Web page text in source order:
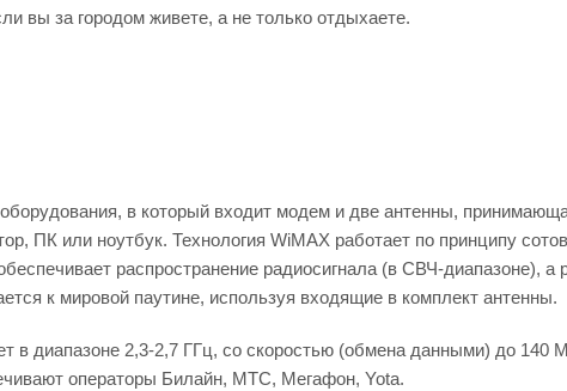
вы за городом живете, а не только отдыхаете.
в который входит модем и две антенны,
ПК или ноутбук. Технология WiMAX работает по принципу
распространение радиосигнала (в СВЧ-диапазоне), а
к мировой паутине, используя входящие в комплект антенны.
в диапазоне 2,3-2,7 ГГц, со скоростью (обмена данными) до 140
операторы Билайн, МТС, Мегафон, Yota.